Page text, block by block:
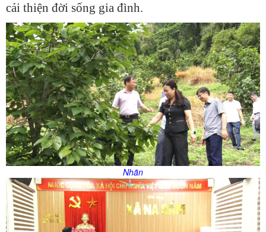
cải thiện đời sống gia đình.
Nhãn